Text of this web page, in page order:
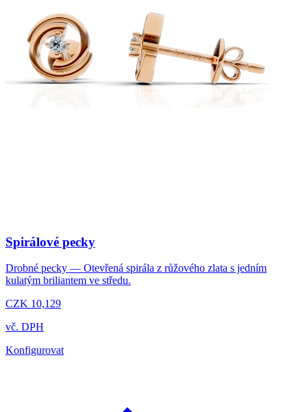
Spirálové pecky
Drobné pecky — Otevřená spirála z růžového zlata s jedním
kulatým briliantem ve středu.
CZK 10,129
vč. DPH
Konfigurovat